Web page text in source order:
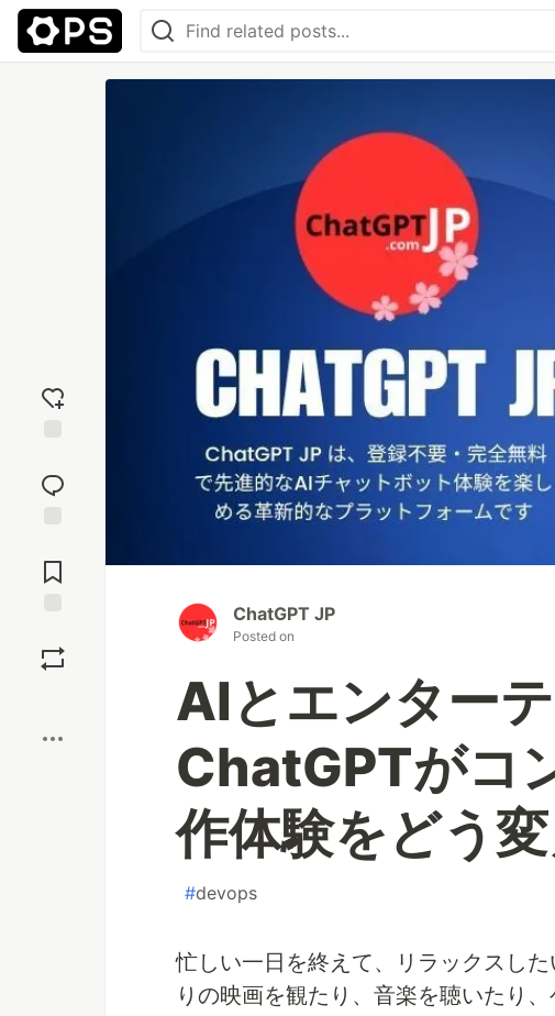
reaction
Comments
ChatGPT JP
Posted on
AIとエンター
ChatGPTがコ
作体験をどう
#devops
忙しい一日を終えて、リラックスし
りの映画を観たり、音楽を聴いたり